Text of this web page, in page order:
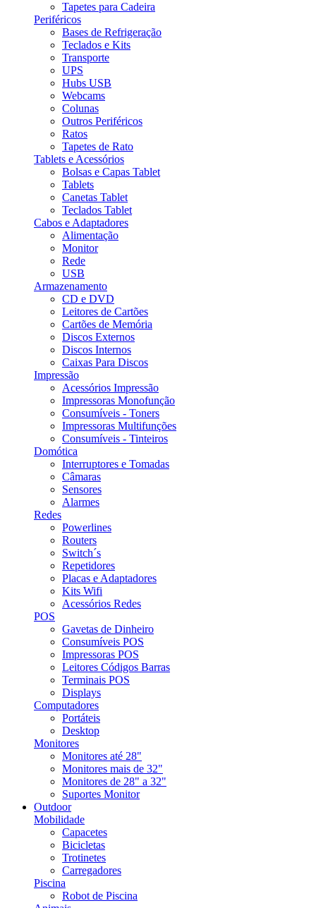
Tapetes para Cadeira
Periféricos
Bases de Refrigeração
Teclados e Kits
Transporte
UPS
Hubs USB
Webcams
Colunas
Outros Periféricos
Ratos
Tapetes de Rato
Tablets e Acessórios
Bolsas e Capas Tablet
Tablets
Canetas Tablet
Teclados Tablet
Cabos e Adaptadores
Alimentação
Monitor
Rede
USB
Armazenamento
CD e DVD
Leitores de Cartões
Cartões de Memória
Discos Externos
Discos Internos
Caixas Para Discos
Impressão
Acessórios Impressão
Impressoras Monofunção
Consumíveis - Toners
Impressoras Multifunções
Consumíveis - Tinteiros
Domótica
Interruptores e Tomadas
Câmaras
Sensores
Alarmes
Redes
Powerlines
Routers
Switch´s
Repetidores
Placas e Adaptadores
Kits Wifi
Acessórios Redes
POS
Gavetas de Dinheiro
Consumíveis POS
Impressoras POS
Leitores Códigos Barras
Terminais POS
Displays
Computadores
Portáteis
Desktop
Monitores
Monitores até 28"
Monitores mais de 32"
Monitores de 28" a 32"
Suportes Monitor
Outdoor
Mobilidade
Capacetes
Bicicletas
Trotinetes
Carregadores
Piscina
Robot de Piscina